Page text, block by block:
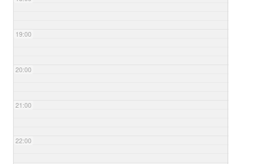
19:00
20:00
21:00
22:00